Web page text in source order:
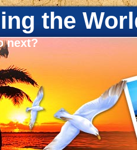
the
next?